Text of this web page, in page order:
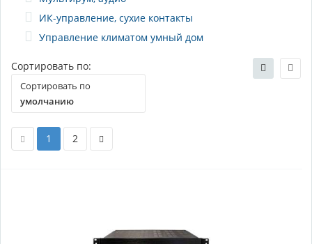
ИК-управление, сухие контакты
Управление климатом умный дом
Сортировать по:
Сортировать по
умолчанию
1 2